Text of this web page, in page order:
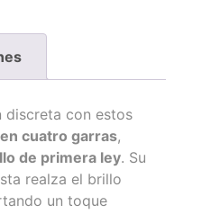
discreta con estos
cuatro garras,
de primera ley. Su
realza el brillo
un toque